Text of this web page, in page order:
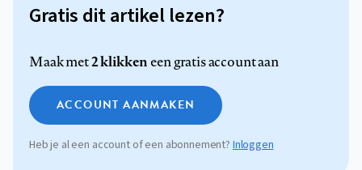
Gratis dit artikel lezen?
Maak met2 klikkeneen gratis account aan
ACCOUNT AANMAKEN
Heb je al een account of een abonnement? Inloggen